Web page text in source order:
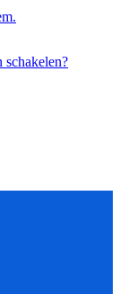
schakelen?